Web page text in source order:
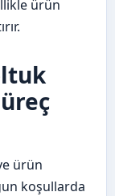
ürün
ürün
koşullarda